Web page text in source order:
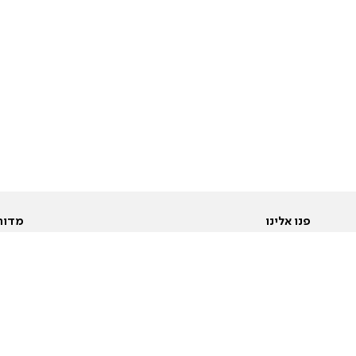
פנו אלינו